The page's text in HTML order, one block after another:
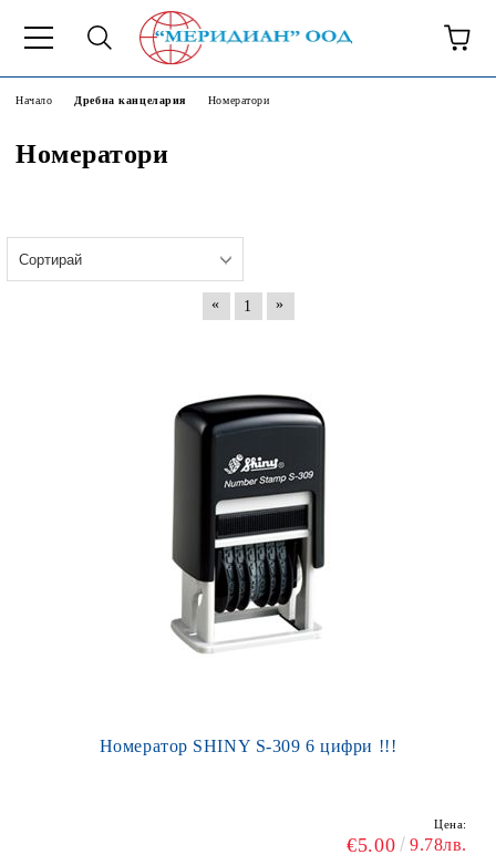
Начало Дребна канцелария Номератори
Номератори
« 1 »
Номератор SHINY S-309 6 цифри !!!
Цена:
€5.00 9.78лв.